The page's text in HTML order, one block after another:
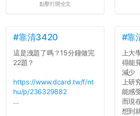
點擊打開全文
#靠清3420
這是洩題了嗎？15分鐘做完
22題？
https://www.dcard.tw/f/nt
hu/p/236329882
...
#靠
上大
得能
減少
上研
能感
而現
想到